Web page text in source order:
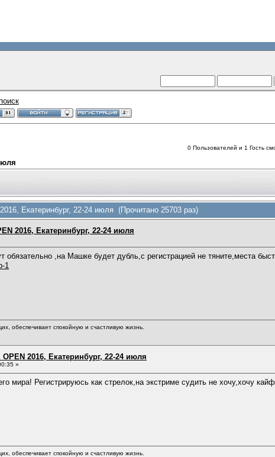
0 Пользователей и 1 Гость
Екатеринбург, 22-24 июля (Прочитано 25703 раз)
2016, Екатеринбург, 22-24 июля
обязательно ,на Машке будет дубль,с регистрацией не тяните,места
1
обеспечивает спокойную и счастливую жизнь.
OPEN 2016, Екатеринбург, 22-24 июля
»
мира! Регистрируюсь как стрелок,на экстриме судить не хочу,хочу
обеспечивает спокойную и счастливую жизнь.